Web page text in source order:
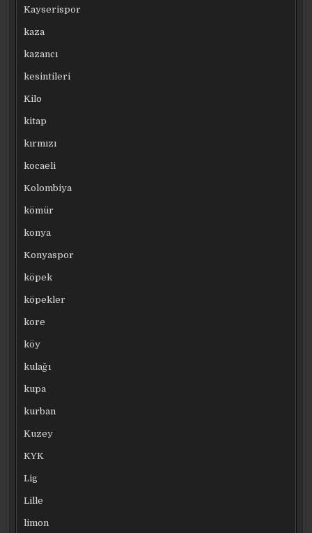
Kayserispor
kaza
kazancı
kesintileri
Kilo
kitap
kırmızı
kocaeli
Kolombiya
kömür
konya
Konyaspor
köpek
köpekler
kore
köy
kulağı
kupa
kurban
Kuzey
KYK
Lig
Lille
limon